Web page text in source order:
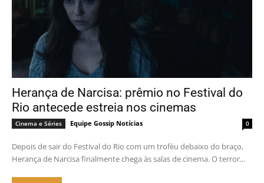
Herança de Narcisa: prêmio no Festival do
Rio antecede estreia nos cinemas
Cinema e Séries Equipe Gossip Notícias 0
Depois de sair do Festival do Rio com um troféu debaixo do braço,
Herança de Narcisa finalmente chega às salas de cinema. O terror...